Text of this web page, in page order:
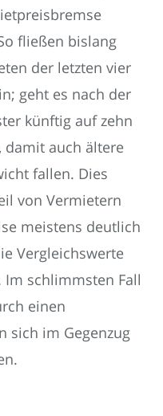
fließen bislang
der letzten vier
geht es nach der
künftig auf zehn
damit auch ältere
fallen. Dies
von Vermietern
meistens deutlich
Vergleichswerte
schlimmsten Fall
einen
sich im Gegenzug